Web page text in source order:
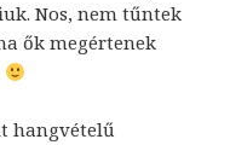
Nos, nem tűntek
ők megértenek
hangvételű